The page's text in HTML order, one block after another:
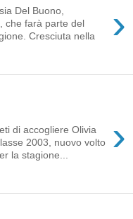
›
Del Buono,
che farà parte del
Cresciuta nella
›
di accogliere Olivia
2003, nuovo volto
la stagione...